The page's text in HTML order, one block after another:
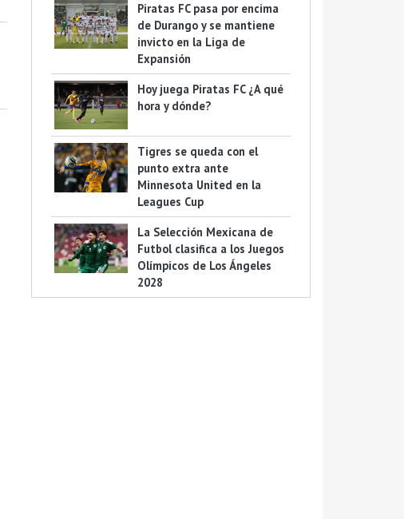
Piratas FC pasa por encima
de Durango y se mantiene
invicto en la Liga de
Expansión
Hoy juega Piratas FC ¿A qué
hora y dónde?
Tigres se queda con el
punto extra ante
Minnesota United en la
Leagues Cup
La Selección Mexicana de
Futbol clasifica a los Juegos
Olímpicos de Los Ángeles
2028